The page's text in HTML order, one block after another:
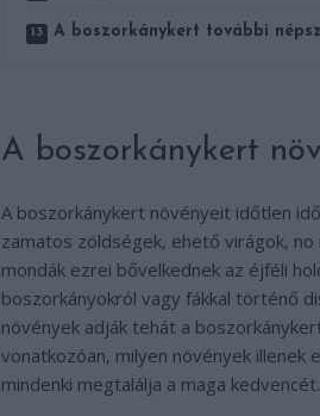
A boszorkánykert további
A boszorkánykert
A boszorkánykert növényeit időtlen
zamatos zöldségek, ehető virágok,
mondák ezrei bővelkednek az éjféli
boszorkányokról vagy fákkal történő
növények adják tehát a
vonatkozóan, milyen növények illenek
mindenki megtalálja a maga kedvencét.